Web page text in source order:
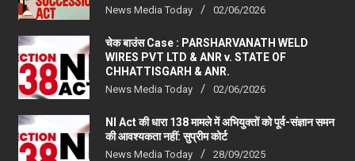
News Media Today 02/06/2026
चेक बाउंस Case : PARSHARVANATH WELD
WIRES PVT LTD & ANR v. STATE OF
CHHATTISGARH & ANR.
News Media Today 02/06/2026
NI Act की धारा 138 मामले में अभियुक्तों को पूर्व-संज्ञान समन
की आवश्यकता नहीं: सुप्रीम कोर्ट
News Media Today 28/09/2025